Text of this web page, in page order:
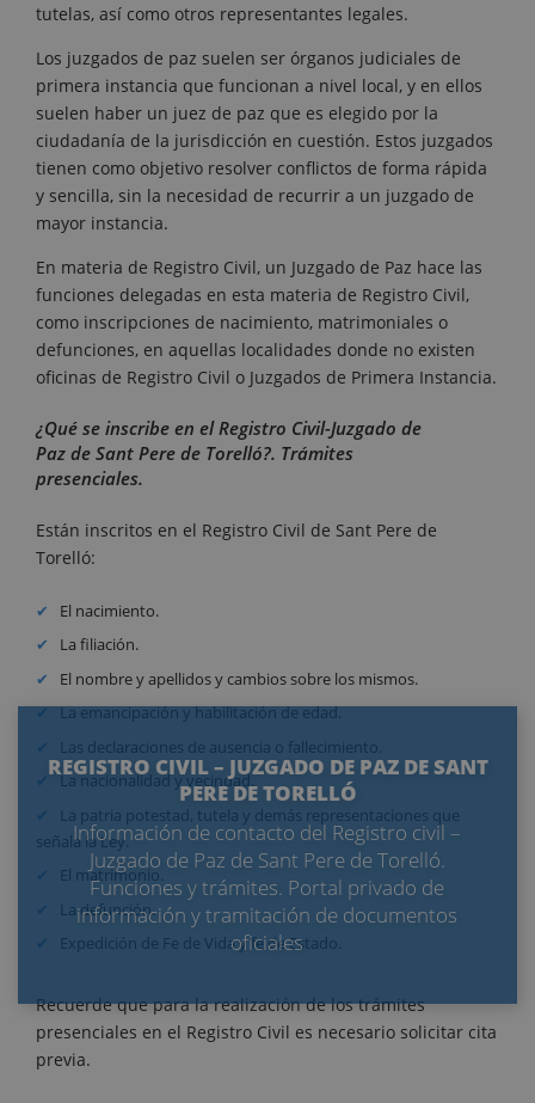
REGISTRO CIVIL – JUZGADO DE PAZ DE SANT
PERE DE TORELLÓ
Información de contacto del Registro civil –
Juzgado de Paz de Sant Pere de Torelló.
Funciones y trámites. Portal privado de
información y tramitación de documentos
oficiales
tutelas, así como otros representantes legales.
Los juzgados de paz suelen ser órganos judiciales de
primera instancia que funcionan a nivel local, y en ellos
suelen haber un juez de paz que es elegido por la
ciudadanía de la jurisdicción en cuestión. Estos juzgados
tienen como objetivo resolver conflictos de forma rápida
y sencilla, sin la necesidad de recurrir a un juzgado de
mayor instancia.
En materia de Registro Civil, un Juzgado de Paz hace las
funciones delegadas en esta materia de Registro Civil,
como inscripciones de nacimiento, matrimoniales o
defunciones, en aquellas localidades donde no existen
oficinas de Registro Civil o Juzgados de Primera Instancia.
¿Qué se inscribe en el Registro Civil-Juzgado de
Paz de Sant Pere de Torelló?. Trámites
presenciales.
Están inscritos en el Registro Civil de Sant Pere de
Torelló:
El nacimiento.
La filiación.
El nombre y apellidos y cambios sobre los mismos.
La emancipación y habilitación de edad.
Las declaraciones de ausencia o fallecimiento.
La nacionalidad y vecindad.
La patria potestad, tutela y demás representaciones que
señala la Ley.
El matrimonio.
La defunción.
Expedición de Fe de Vida y fe de Estado.
Recuerde que para la realización de los trámites
presenciales en el Registro Civil es necesario solicitar cita
previa.